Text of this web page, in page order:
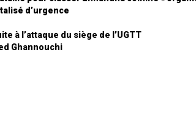
d’urgence
à l’attaque du siège de l’UGTT
Ghannouchi